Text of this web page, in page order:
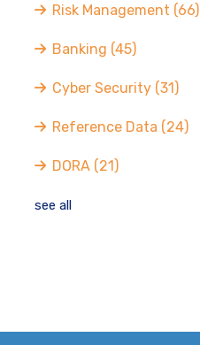
Risk Management (66)
Banking (45)
Cyber Security (31)
Reference Data (24)
DORA (21)
see all